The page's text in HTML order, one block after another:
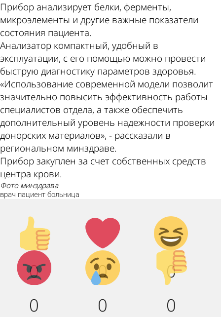
Прибор анализирует белки, ферменты,
микроэлементы и другие важные показатели
состояния пациента.
Анализатор компактный, удобный в
эксплуатации, с его помощью можно провести
быструю диагностику параметров здоровья.
«Использование современной модели позволит
значительно повысить эффективность работы
специалистов отдела, а также обеспечить
дополнительный уровень надежности проверки
донорских материалов», - рассказали в
региональном минздраве.
Прибор закуплен за счет собственных средств
центра крови.
фото минздрава
врач пациент больница
Палец
вверх!
0
Лайк!
0
Дикий
смех!
0
Агрессия!
0
Грусть :
(
0
Палец
вниз!
0